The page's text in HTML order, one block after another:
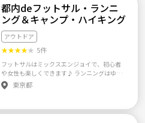
(^▽^) 【今後のスケジュール】 ☆11/23
（土）『昼』ボウリング大会in水道橋 ☆11/23
（土）『夜』TSC交流会in水道橋 ☆12/7(土)
忘年会2024 ☆1/25（土）～26（日） 温泉&サ
ウナ旅行in福島県 ☆2/21（金）夜〜23(日) ス
キースノボ旅行in長野県 他にも皆さんの意見
を取り入れて企画していきたいと思いま
す！！ 【サークル設立の想い】 本サークルの
斎藤は国内旅行好きで現在40都道府県を制
覇！まだまだ国内の魅力を探しつつ、たくさ
ーツも好きなため、旅行とスポーツを組み合
都内deフットサル・ランニ
ング＆キャンプ・ハイキング
アウトドア
★★★★★ 5件
フットサルはミックスエンジョイで、初心者
や女性も楽しくできます♪ ランニングはゆっ
くり皆で話したりしながら走ります♪ テニス
は経験者が優しく教えてくれます♪ ボードゲ
いるゲームを中心に♪ ★サークルの特徴☆ 女
東京都